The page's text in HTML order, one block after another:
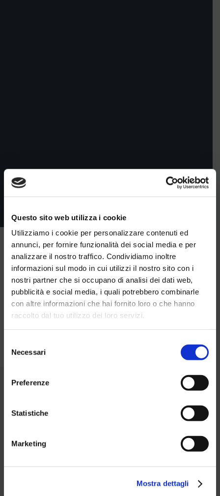
Questo sito web utilizza i cookie
Utilizziamo i cookie per personalizzare contenuti ed
annunci, per fornire funzionalità dei social media e per
analizzare il nostro traffico. Condividiamo inoltre
informazioni sul modo in cui utilizzi il nostro sito con i
nostri partner che si occupano di analisi dei dati web,
pubblicità e social media, i quali potrebbero combinarle
con altre informazioni che hai fornito loro o che hanno
raccolto dal tuo utilizzo dei loro servizi.
delNecessari
Preferenze
Statistiche
Marketing
Mostra dettagli
Hai domande? siamo qui per te
Contattaci